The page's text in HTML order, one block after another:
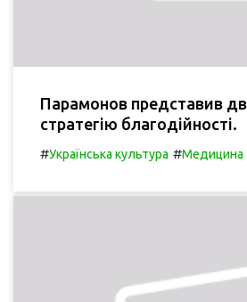
Парамонов представив
стратегію благодійності.
#Українська культура #Медицина